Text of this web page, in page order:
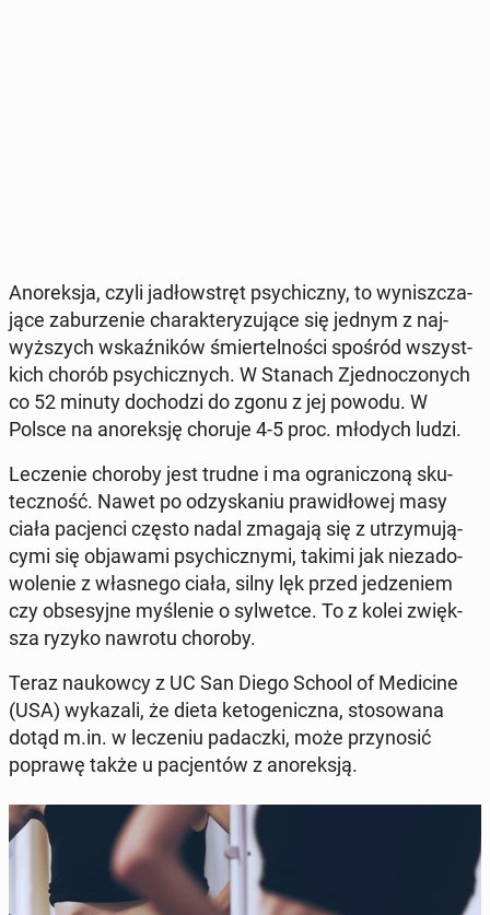
Ano­rek­sja, czyli ja­dło­wstręt psy­chicz­ny, to wy­nisz­cza­
ją­ce za­bu­rze­nie cha­rak­te­ry­zu­ją­ce się jednym z naj­
wyż­szych wskaź­ni­ków śmier­tel­no­ści spośród wszyst­
kich chorób psy­chicz­nych. W Stanach Zjed­no­czo­nych
co 52 minuty do­cho­dzi do zgonu z jej powodu. W
Polsce na ano­rek­sję choruje 4-5 proc. młodych ludzi.
Le­cze­nie choroby jest trudne i ma ogra­ni­czo­ną sku­
tecz­ność. Nawet po od­zy­ska­niu pra­wi­dło­wej masy
ciała pa­cjen­ci często nadal zmagają się z utrzy­mu­ją­
cy­mi się ob­ja­wa­mi psy­chicz­ny­mi, takimi jak nie­za­do­
wo­le­nie z wła­sne­go ciała, silny lęk przed je­dze­niem
czy ob­se­syj­ne my­śle­nie o syl­wet­ce. To z kolei zwięk­
sza ryzyko nawrotu choroby.
Teraz na­ukow­cy z UC San Diego School of Me­di­ci­ne
(USA) wy­ka­za­li, że dieta ke­to­ge­nicz­na, sto­so­wa­na
dotąd m.in. w le­cze­niu pa­dacz­ki, może przy­no­sić
poprawę także u pa­cjen­tów z ano­rek­sją.